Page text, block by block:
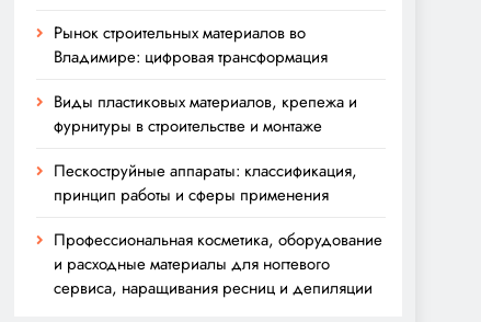
Рынок строительных материалов во
Владимире: цифровая трансформация
Виды пластиковых материалов, крепежа и
фурнитуры в строительстве и монтаже
Пескоструйные аппараты: классификация,
принцип работы и сферы применения
Профессиональная косметика, оборудование
и расходные материалы для ногтевого
сервиса, наращивания ресниц и депиляции